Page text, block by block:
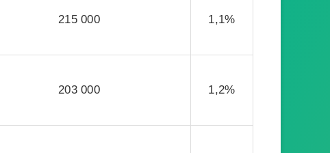
215 000 1,1%
203 000 1,2%